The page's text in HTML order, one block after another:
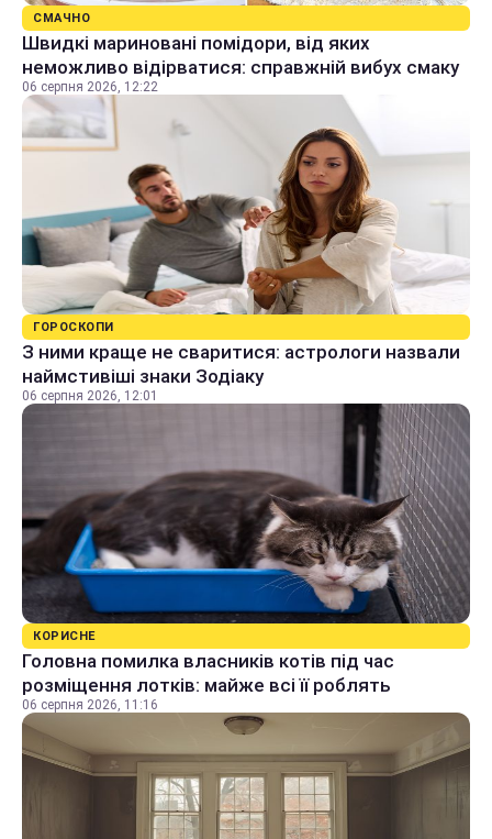
СМАЧНО
Швидкі мариновані помідори, від яких
неможливо відірватися: справжній вибух смаку
06 серпня 2026, 12:22
ГОРОСКОПИ
З ними краще не сваритися: астрологи назвали
наймстивіші знаки Зодіаку
06 серпня 2026, 12:01
КОРИСНЕ
Головна помилка власників котів під час
розміщення лотків: майже всі її роблять
06 серпня 2026, 11:16